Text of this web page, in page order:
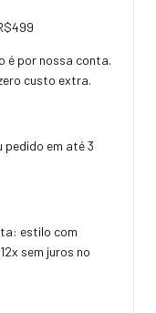
é por nossa conta.
custo extra.
pedido em até 3
estilo com
sem juros no